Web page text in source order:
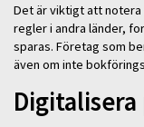
Det är viktigt att
regler i andra länder,
sparas. Företag som
även om inte